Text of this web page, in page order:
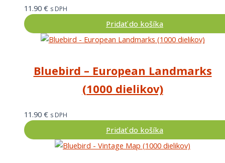
11.90 € s DPH
Pridať do košíka
Bluebird – European Landmarks
(1000 dielikov)
11.90 € s DPH
Pridať do košíka